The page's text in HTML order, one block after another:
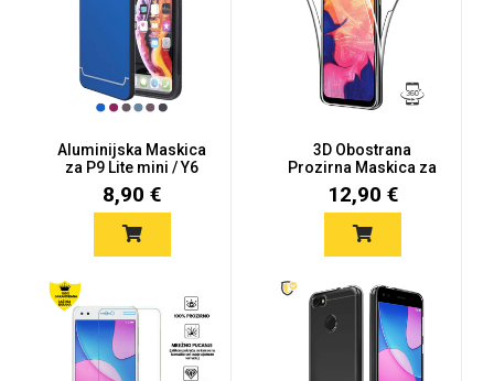
Aluminijska Maskica
za P9 Lite mini / Y6
Pro (...
8,90 €
3D Obostrana
Prozirna Maskica za
P9 Lite mini...
12,90 €
Crtani filmovi Sportski motivi
Obiteljski motivi Mix